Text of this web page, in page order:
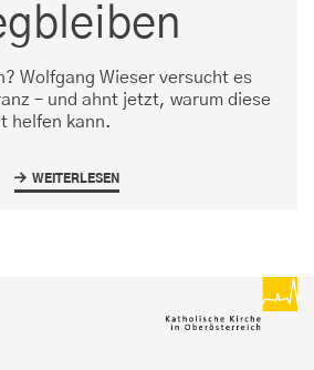
Wolfgang Wieser versucht es
– und ahnt jetzt, warum diese
helfen kann.
WEITERLESEN